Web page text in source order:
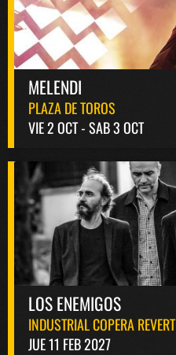
MELENDI
PLAZA DE TOROS
VIE 2 OCT - SAB 3 OCT
LOS ENEMIGOS
INDUSTRIAL COPERA REVERT
JUE 11 FEB 2027